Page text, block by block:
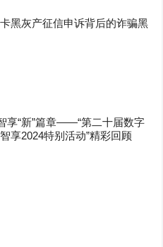
黑灰产征信申诉背后的诈骗黑
享“新”篇章——“第二十届数字
享2024特别活动”精彩回顾